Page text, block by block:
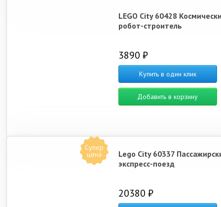
LEGO City 60428
робот-строитель
3890 ₽
Купить в один клик
Добавить в корзину
Супер
цена
Lego City 60337
экспресс-поезд
20380 ₽